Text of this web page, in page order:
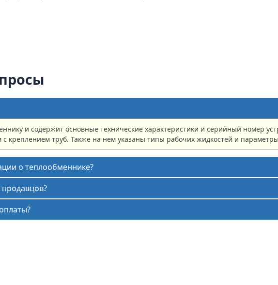
и содержит основные технические характеристики и серийный номер
креплением труб. Также на нем указаны типы рабочих жидкостей и
о теплообменнике?